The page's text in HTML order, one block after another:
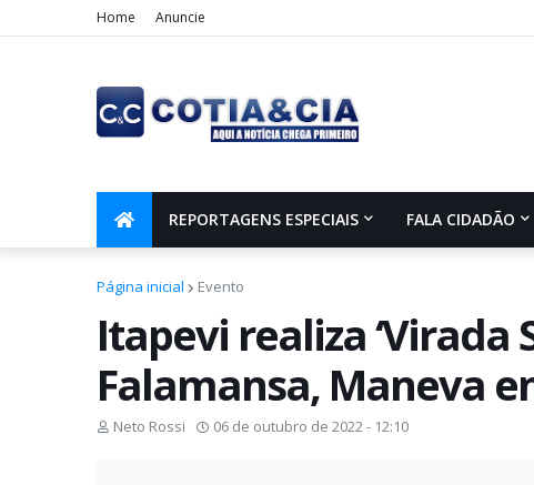
Home Anuncie
REPORTAGENS ESPECIAIS FALA CIDADÃO
Página inicial Evento
Itapevi realiza ‘Virada
Falamansa, Maneva
Neto Rossi 06 de outubro de 2022 - 12:10